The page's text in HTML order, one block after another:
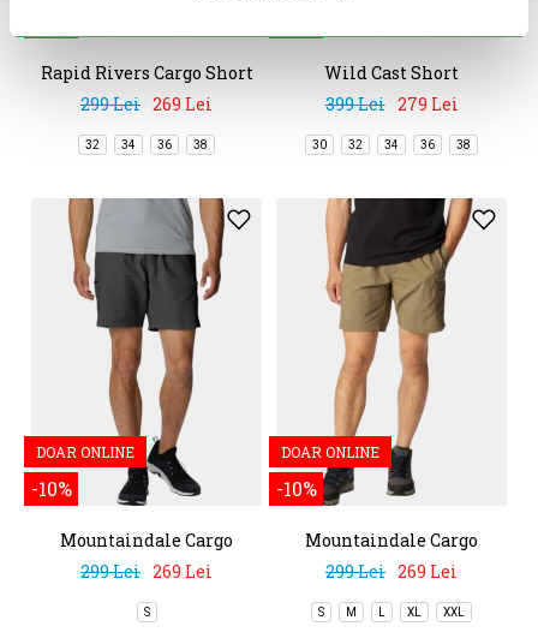
Rapid Rivers Cargo Short
299 Lei 269 Lei
32 34 36 38
Wild Cast Short
399 Lei 279 Lei
30 32 34 36 38
DOAR ONLINE
-10%
Mountaindale Cargo
Short
299 Lei 269 Lei
S
DOAR ONLINE
-10%
Mountaindale Cargo
Short
299 Lei 269 Lei
S M L XL XXL